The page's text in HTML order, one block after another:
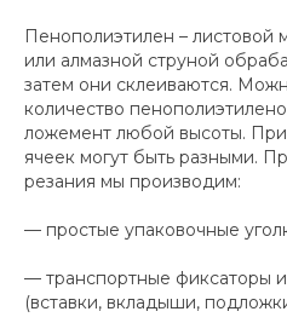
Пенополиэтилен – листовой
или алмазной струной
затем они склеиваются.
количество
ложемент любой высоты.
ячеек могут быть разными.
резания мы производим:
— простые упаковочные
— транспортные фиксаторы
(вставки, вкладыши,